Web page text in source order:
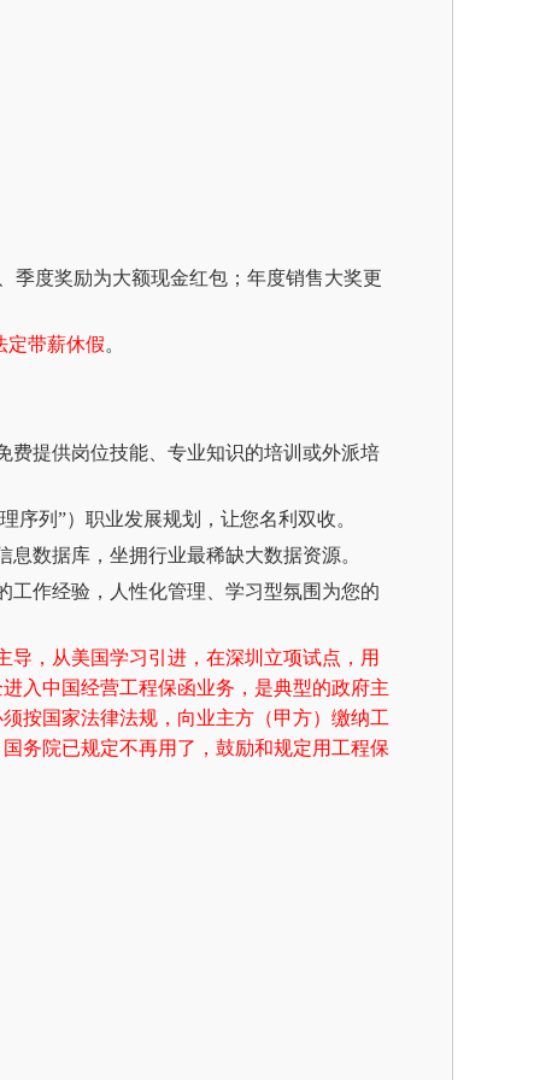
季度奖励为大额现金红包；年度销售大奖更
定带薪休假。
费提供岗位技能、专业知识的培训或外派培
序列”）职业发展规划，让您名利双收。
数据库，坐拥行业最稀缺大数据资源。
工作经验，人性化管理、学习型氛围为您的
导，从美国学习引进，在深圳立项试点，用
入中国经营工程保函业务，是典型的政府主
按国家法律法规，向业主方（甲方）缴纳工
务院已规定不再用了，鼓励和规定用工程保